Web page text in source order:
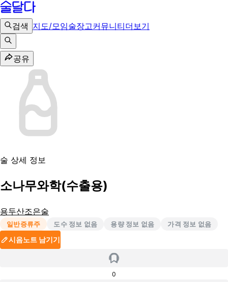
검색 지도/모임술장고커뮤니티더보기
공유
술 상세 정보
소나무와학(수출용)
용두산조은술
일반증류주 도수 정보 없음 용량 정보 없음 가격 정보 없음
시음노트 남기기
0